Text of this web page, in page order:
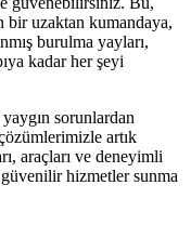
bir uzaktan kumandaya,
burulma yayları,
kadar her şeyi
sorunlardan
artık
araçları ve deneyimli
hizmetler sunma